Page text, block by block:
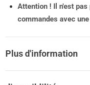
Attention ! Il n'est
commandes avec
Plus d'information